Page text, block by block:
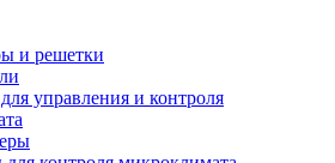
и решетки
управления и контроля